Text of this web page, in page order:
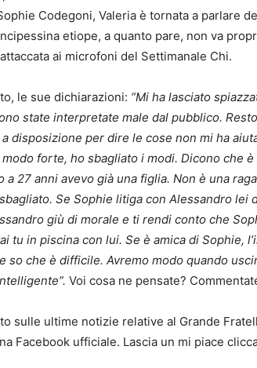
Codegoni, Valeria è tornata a parlare
etiope, a quanto pare, non va
ai microfoni del Settimanale Chi.
le sue dichiarazioni: “Mi ha lasciato
state interpretate male dal pubblico.
disposizione per dire le cose non mi ha
forte, ho sbagliato i modi. Dicono che è
a 27 anni avevo già una figlia. Non è una
Se Sophie litiga con Alessandro lei
giù di morale e ti rendi conto che
tu in piscina con lui. Se è amica di Sophie,
so che è difficile. Avremo modo quando
Voi cosa ne pensate?
sulle ultime notizie relative al Grande
Facebook ufficiale. Lascia un mi piace